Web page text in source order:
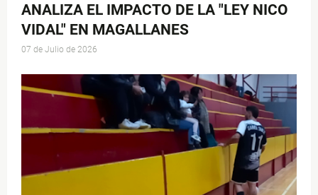
ANALIZA EL IMPACTO DE LA "LEY NICO
VIDAL" EN MAGALLANES
07 de Julio de 2026